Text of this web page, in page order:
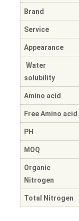
Brand
Service
Appearance
Water
solubility
Amino acid
Free Amino acid
PH
MOQ
Organic
Nitrogen
Total Nitrogen